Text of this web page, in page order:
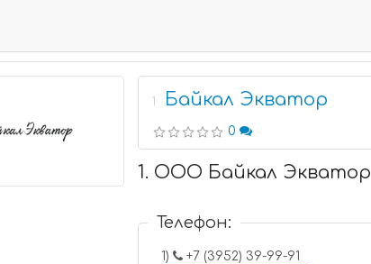
1 Байкал Экватор
0
1. ООО Байкал Экватор
Телефон:
1)
+7 (3952) 39-99-91